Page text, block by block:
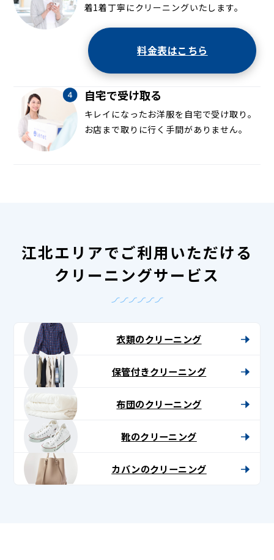
着1着丁寧にクリーニングいたします。
料金表はこちら
自宅で受け取る
キレイになったお洋服を自宅で受け取り。
お店まで取りに行く手間がありません。
江北エリアでご利用いただける
クリーニングサービス
衣類のクリーニング
保管付きクリーニング
布団のクリーニング
靴のクリーニング
カバンのクリーニング